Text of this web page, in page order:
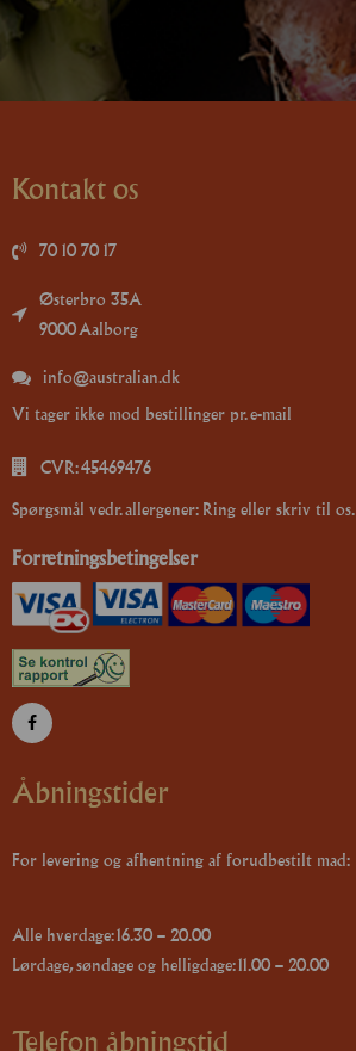
Kontakt os
70 10 70 17
Østerbro 35A
9000 Aalborg
info@australian.dk
Vi tager ikke mod bestillinger pr. e-mail
CVR: 45469476
Spørgsmål vedr. allergener: Ring eller skriv til os.
Forretningsbetingelser
Åbningstider
For levering og afhentning af forudbestilt mad:
Alle hverdage: 16.30 – 20.00
Lørdage, søndage og helligdage: 11.00 – 20.00
Telefon åbningstid